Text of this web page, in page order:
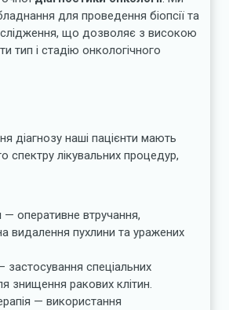
для проведення біопсії та
що дозволяє з високою
тип і стадію онкологічного
діагнозу наші пацієнти мають
спектру лікувальних процедур,
— оперативне втручання,
видалення пухлини та уражених
застосування спеціальних
знищення ракових клітин.
— використання